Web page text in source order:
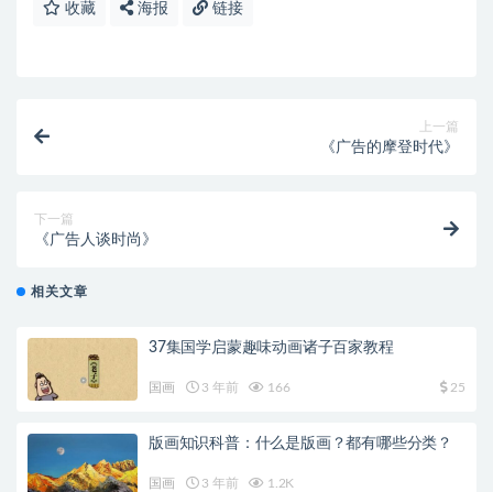
收藏 海报 链接
上一篇
《广告的摩登时代》
下一篇
《广告人谈时尚》
相关文章
37集国学启蒙趣味动画诸子百家教程
国画 3 年前 166 25
版画知识科普：什么是版画？都有哪些分类？
国画 3 年前 1.2K